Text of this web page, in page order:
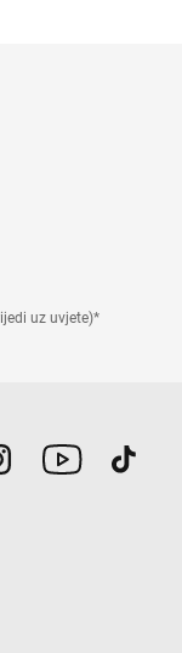
uz uvjete)*